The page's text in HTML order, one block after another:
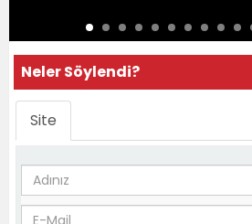
Neler Söylendi?
Site